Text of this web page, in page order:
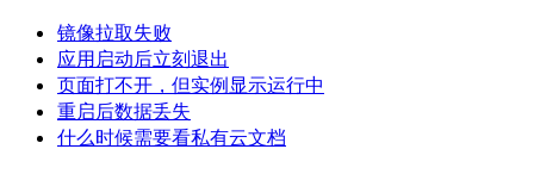
镜像拉取失败
应用启动后立刻退出
页面打不开，但实例显示运行中
重启后数据丢失
什么时候需要看私有云文档